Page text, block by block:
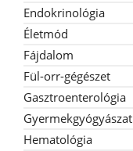
Endokrinológia
Életmód
Fájdalom
Fül-orr-gégészet
Gasztroenterológia
Gyermekgyógyászat
Hematológia